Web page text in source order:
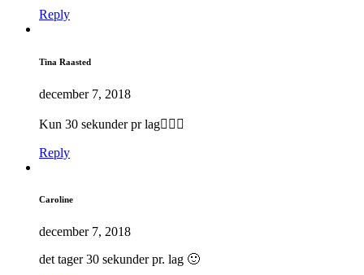
Reply
Tina Raasted
december 7, 2018
Kun 30 sekunder pr lag👌🏻💫
Reply
Caroline
december 7, 2018
det tager 30 sekunder pr. lag 🙂